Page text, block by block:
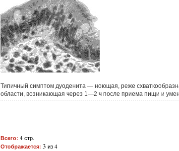
Типичный симптом дуоденита — ноющая, реже
области, возникающая через 1—2 ч после приема пищи и
Всего: 4 стр.
Отображается: 3 из 4